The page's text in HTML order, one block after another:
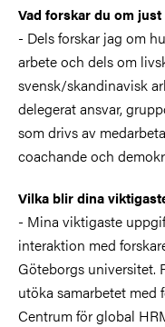
Vad forskar du om just
- Dels forskar jag om
arbete och dels om
svensk/skandinavisk
delegerat ansvar,
som drivs av
coachande och
Vilka blir dina
- Mina viktigaste
interaktion med
Göteborgs universitet.
utöka samarbetet med
Centrum för global